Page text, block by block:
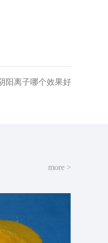
阳离子哪个效果好
more >